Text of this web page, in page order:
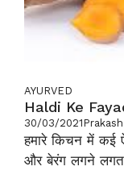
AYURVED
Haldi Ke
30/03/2021
हमारे किचन में कई
और बेरंग लगने